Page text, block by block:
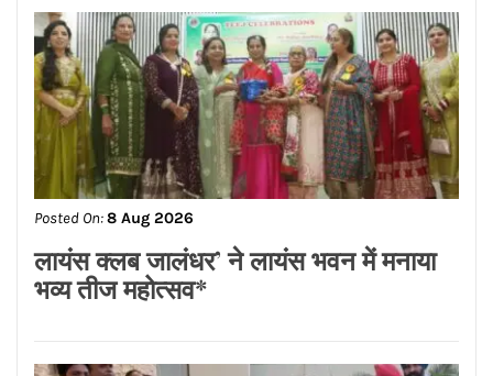
Posted On:8 Aug 2026
ਡਾ.ਐਸ.ਪੀ.ਸਿੰਘ ਓਬਰਾਏ ਦੇ ਯਤਨਾਂ ਸਦਕਾ
ਅਸ਼ੋਕ ਕੁਮਾਰ ਦਾ ਮ੍ਰਿਤਕ ਸਰੀਰ ਗਰੀਸ ਤੋਂ
ਭਾਰਤ ਪਹੁੰਚਿਆ